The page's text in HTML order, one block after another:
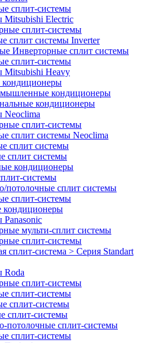
сплит-системы
Electric
сплит-системы
сплит системы Inverter
Инверторные сплит системы
сплит-системы
Heavy
кондиционеры
кондиционеры
Neoclima
сплит-системы
сплит системы Neoclima
сплит системы
сплит системы
кондиционеры
системы
потолочные сплит системы
сплит-системы
мульти-сплит системы
сплит-системы
сплит-система > Серия Standart
Roda
сплит-системы
сплит-системы
сплит-системы
сплит-системы
потолочные сплит-системы
сплит-системы